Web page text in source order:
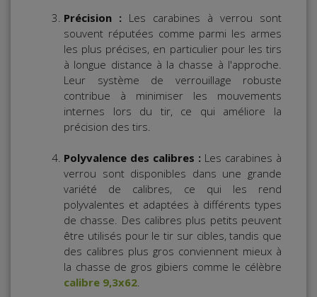
Précision : Les carabines à verrou sont
souvent réputées comme parmi les armes
les plus précises, en particulier pour les tirs
à longue distance à la chasse à l'approche.
Leur système de verrouillage robuste
contribue à minimiser les mouvements
internes lors du tir, ce qui améliore la
précision des tirs.
Polyvalence des calibres : Les carabines à
verrou sont disponibles dans une grande
variété de calibres, ce qui les rend
polyvalentes et adaptées à différents types
de chasse. Des calibres plus petits peuvent
être utilisés pour le tir sur cibles, tandis que
des calibres plus gros conviennent mieux à
la chasse de gros gibiers comme le célèbre
calibre 9,3x62.